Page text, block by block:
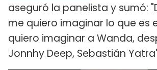
aseguró la panelista y sumó:
me quiero imaginar lo que es
quiero imaginar a Wanda,
Jonnhy Deep, Sebastián